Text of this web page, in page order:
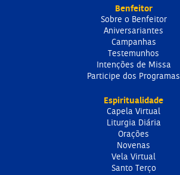
Benfeitor
Sobre o Benfeitor
Aniversariantes
Campanhas
Testemunhos
Intenções de Missa
Participe dos Programas
Espiritualidade
Capela Virtual
Liturgia Diária
Orações
Novenas
Vela Virtual
Santo Terço